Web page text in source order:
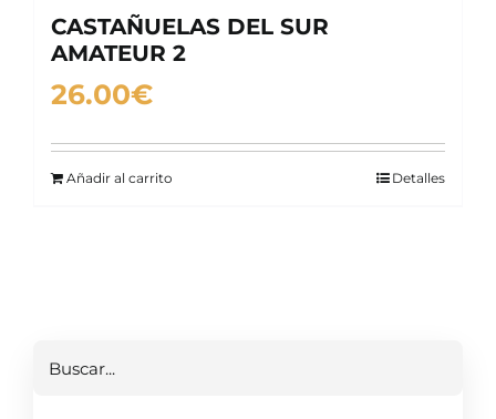
CASTAÑUELAS DEL SUR
AMATEUR 2
26.00€
Añadir al carrito Detalles